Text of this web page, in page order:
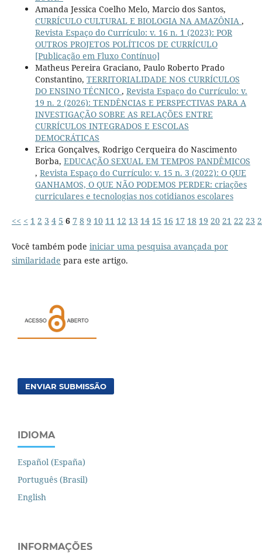
Amanda Jessica Coelho Melo, Marcio dos Santos,
CURRÍCULO CULTURAL E BIOLOGIA NA AMAZÔNIA ,
Revista Espaço do Currículo: v. 16 n. 1 (2023): POR
OUTROS PROJETOS POLÍTICOS DE CURRÍCULO
[Publicação em Fluxo Contínuo]
Matheus Pereira Graciano, Paulo Roberto Prado
Constantino, TERRITORIALIDADE NOS CURRÍCULOS
DO ENSINO TÉCNICO , Revista Espaço do Currículo: v.
19 n. 2 (2026): TENDÊNCIAS E PERSPECTIVAS PARA A
INVESTIGAÇÃO SOBRE AS RELAÇÕES ENTRE
CURRÍCULOS INTEGRADOS E ESCOLAS
DEMOCRÁTICAS
Erica Gonçalves, Rodrigo Cerqueira do Nascimento
Borba, EDUCAÇÃO SEXUAL EM TEMPOS PANDÊMICOS
, Revista Espaço do Currículo: v. 15 n. 3 (2022): O QUE
GANHAMOS, O QUE NÃO PODEMOS PERDER: criações
curriculares e tecnologias nos cotidianos escolares
<< < 1 2 3 4 5 6 7 8 9 10 11 12 13 14 15 16 17 18 19 20 21 22 23
Você também pode iniciar uma pesquisa avançada por
similaridade para este artigo.
ENVIAR SUBMISSÃO
IDIOMA
Español (España)
Português (Brasil)
English
INFORMAÇÕES